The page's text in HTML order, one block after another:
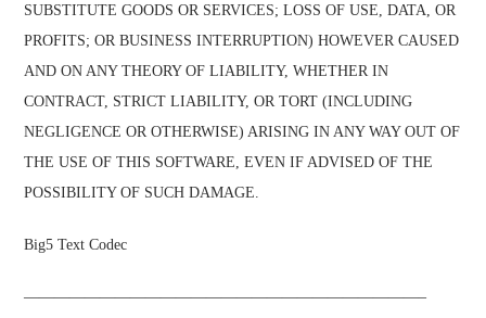
SUBSTITUTE GOODS OR SERVICES; LOSS OF USE, DATA, OR
PROFITS; OR BUSINESS INTERRUPTION) HOWEVER CAUSED
AND ON ANY THEORY OF LIABILITY, WHETHER IN
CONTRACT, STRICT LIABILITY, OR TORT (INCLUDING
NEGLIGENCE OR OTHERWISE) ARISING IN ANY WAY OUT OF
THE USE OF THIS SOFTWARE, EVEN IF ADVISED OF THE
POSSIBILITY OF SUCH DAMAGE.
Big5 Text Codec
——————————————————————————–